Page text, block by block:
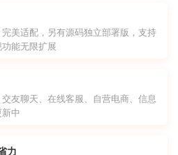
美适配，另有源码独立部署版，支持
能无限扩展
友聊天、在线客服、自营电商、信息
中
力